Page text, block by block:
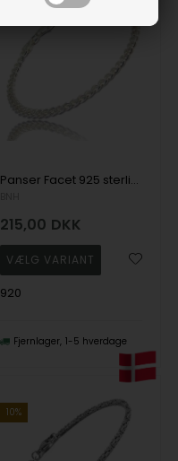
Panser Facet 925 sterling sølv armbånd og halskæde
215,00 DKK
920
Fjernlager 1-5 hverdage
10%